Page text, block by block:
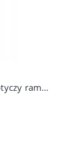
Usługa - ZAPAKUJ NA PREZENT | dotyczy ramek A3 i A4